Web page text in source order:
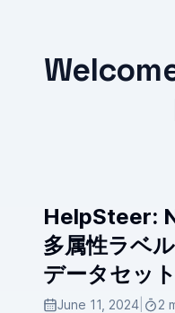
HelpSteer:
多属性ラベ
データセット
June 11, 2024 2